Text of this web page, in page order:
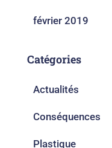
février 2019
Catégories
Actualités
Conséquences
Plastique